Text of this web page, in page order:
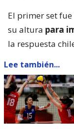
El primer set
su altura para
la respuesta
Lee también...